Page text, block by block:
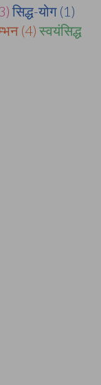
सिद्ध-योग (1)
(4) स्वयंसिद्ध